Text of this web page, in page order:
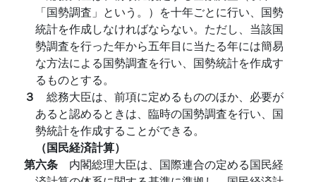
「国勢調査」という。）を十年ごとに行い、国勢
統計を作成しなければならない。ただし、当該国
勢調査を行った年から五年目に当たる年には簡易
な方法による国勢調査を行い、国勢統計を作成す
るものとする。
３ 総務大臣は、前項に定めるもののほか、必要が
あると認めるときは、臨時の国勢調査を行い、国
勢統計を作成することができる。
（国民経済計算）
第六条 内閣総理大臣は、国際連合の定める国民経